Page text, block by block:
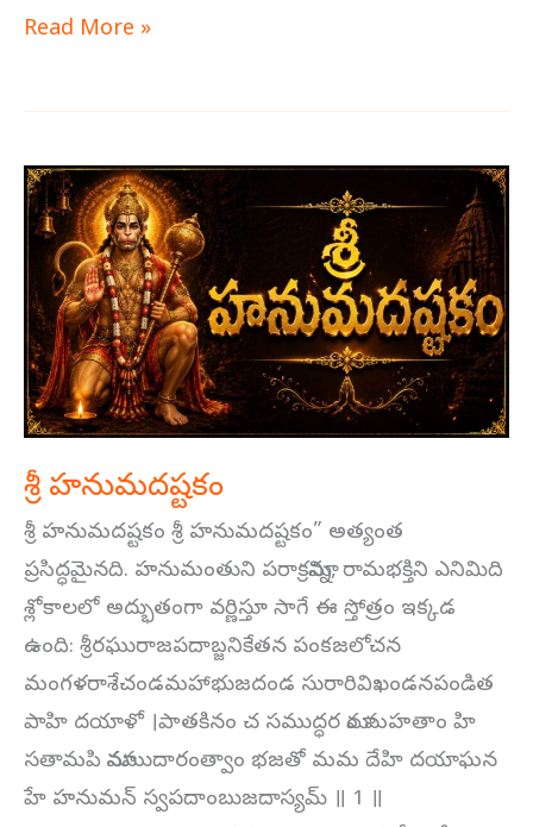
Read More »
శ్రీ హనుమదష్టకం
శ్రీ హనుమదష్టకం శ్రీ హనుమదష్టకం” అత్యంత
ప్రసిద్ధమైనది. హనుమంతుని పరాక్రమాన్ని, రామభక్తిని ఎనిమిది
శ్లోకాలలో అద్భుతంగా వర్ణిస్తూ సాగే ఈ స్తోత్రం ఇక్కడ
ఉంది: శ్రీరఘురాజపదాబ్జనికేతన పంకజలోచన
మంగళరాశేచండమహాభుజదండ సురారివిఖండనపండిత
పాహి దయాళో ।పాతకినం చ సముద్ధర మాం మహతాం హి
సతామపి మానముదారంత్వాం భజతో మమ దేహి దయాఘన
హే హనుమన్ స్వపదాంబుజదాస్యమ్ ॥ 1 ॥
శ్రీ
హనుమదష్టకం